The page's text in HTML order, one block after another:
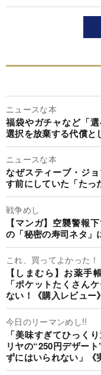
ニュースな本
福袋やガチャなど「
選択を放棄する代償と
ニュースな本
なぜスティーブ・ジ
す前にしていた「たっ
戦争めし
【マンガ】空襲警報
の「秘密の寿司ネタ」
これ、買ってよかった！
【しまむら】お薬手
「ポケットたくさん
ない！《購入レビュー》
今日のリーマンめし!!
「美味すぎてひっく
リヤの“250円デザー
ずにはいられない」《